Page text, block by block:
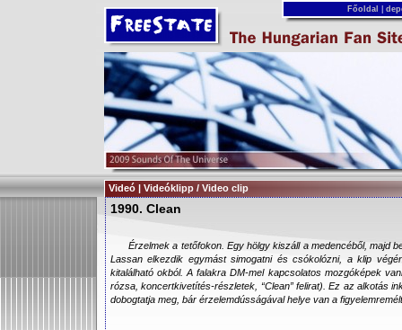
Főoldal
Videó | Videóklipp / Video clip
1990. Clean
Érzelmek a tetőfokon. Egy hölgy kiszáll a medencéből, majd
Lassan elkezdik egymást simogatni és csókolózni, a klip
kitalálható okból. A falakra DM-mel kapcsolatos mozgóképek
rózsa, koncertkivetítés-részletek, “Clean” felirat). Ez az alkotás
dobogtatja meg, bár érzelemdússágával helye van a